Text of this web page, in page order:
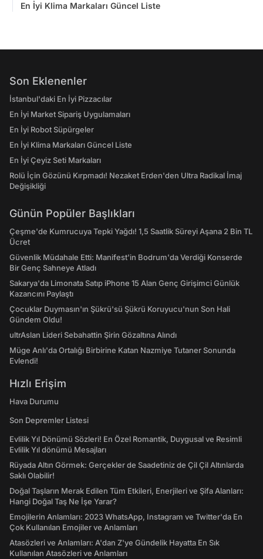
En İyi Klima Markaları Güncel Liste
Son Eklenenler
İstanbul'daki En İyi Pizzacılar
En İyi Market Sipariş Uygulamaları
En İyi Robot Süpürgeler
En İyi Klima Markaları Güncel Liste
En İyi Çeyiz Seti Markaları
Rolü İçin Gözünü Kırpmadı! Nezaket Erden'den Ultra Radikal İmaj
Değişikliği
Günün Popüler Başlıkları
Çeşme'de Kumrucuya Tepki Yağdı! 1,5 Saatlik Süreyi Aşana 2 Bin TL
Ücret
Güvenlik Müdahale Etti: Manifest'in Bodrum'da Verdiği Konserde
Bir Genç Sahneye Atladı
Sakarya'da Limonata Satıp iPhone 15 Alan Genç Girişimci Günlük
Kazancını Paylaştı
Çocuklar Duymasın'ın Şükrü'sü Şükrü Koruyucu'nun Son Hali
Gündem Oldu!
ultrAslan Lideri Sebahattin Şirin Gözaltına Alındı
Müge Anlı'da Ortalığı Birbirine Katan Nazmiye Tutaner Sonunda
Evlendi!
Hızlı Erişim
Hava Durumu
Son Depremler Listesi
Evlilik Yıl Dönümü Sözleri! En Özel Romantik, Duygusal ve Resimli
Evlilik Yıl dönümü Mesajları
Rüyada Altın Görmek: Gerçekler de Saadetiniz de Çil Çil Altınlarda
Saklı Olabilir!
Doğal Taşların Merak Edilen Tüm Etkileri, Enerjileri ve Şifa Alanları:
Hangi Doğal Taş Ne İşe Yarar?
Emojilerin Anlamları: 2023 WhatsApp, Instagram ve Twitter'da En
Çok Kullanılan Emojiler ve Anlamları
Atasözleri ve Anlamları: A'dan Z'ye Gündelik Hayatta En Sık
Kullanılan Atasözleri ve Anlamları